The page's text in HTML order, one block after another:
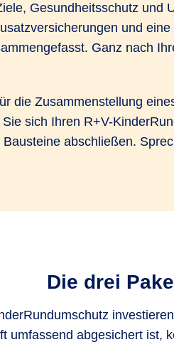
Gesundheitsschutz und
und eine
Ganz nach
die Zusammenstellung
sich Ihren R+V-
abschließen.
Die drei
umfassend abgesichert ist,